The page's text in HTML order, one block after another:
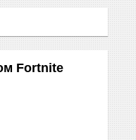
Fortnite